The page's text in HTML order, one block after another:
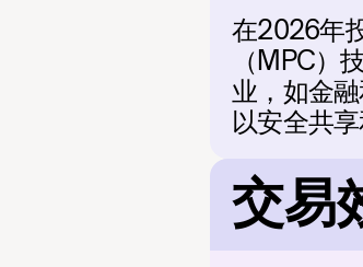
在2026年
（MPC）
业，如金
以安全共
交易